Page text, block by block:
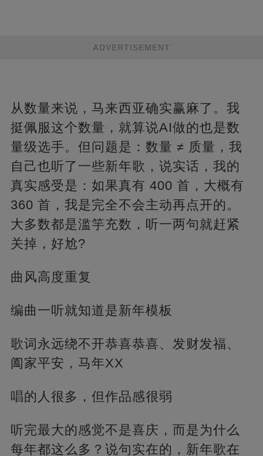
ADVERTISEMENT
从数量来说，马来西亚确实赢麻了。我
挺佩服这个数量，就算说AI做的也是数
量级选手。但问题是：数量 ≠ 质量，我
自己也听了一些新年歌，说实话，我的
真实感受是：如果真有 400 首，大概有
360 首，我是完全不会主动再点开的。
大多数都是滥竽充数，听一两句就赶紧
关掉，好尬?
曲风高度重复
编曲一听就知道是新年模板
歌词永远绕不开恭喜恭喜、发财发福、
阖家平安，马年XX
唱的人很多，但作品感很弱
听完最大的感觉不是喜庆，而是为什么
每年都这么多？说句实在的，新年歌在